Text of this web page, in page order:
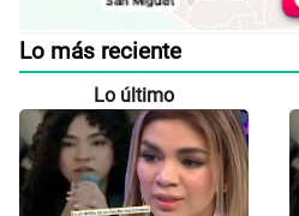
Lo más reciente
Lo último